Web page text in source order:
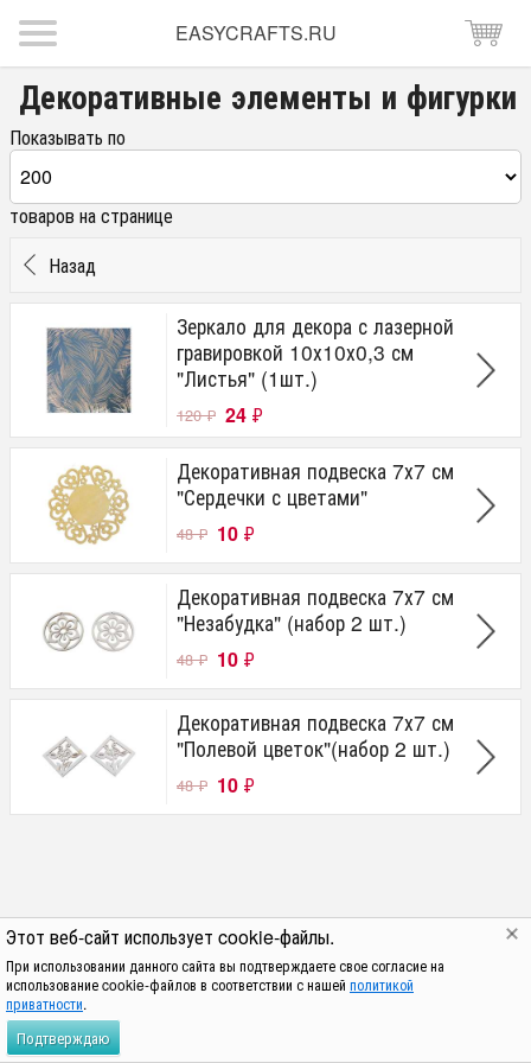
Этот веб-сайт использует cookie-файлы.
При использовании данного сайта вы подтверждаете свое согласие на
использование cookie-файлов в соответствии с нашей политикой
приватности.
Подтверждаю
EASYCRAFTS.RU
Декоративные элементы и фигурки
Показывать по
товаров на странице
Назад
Зеркало для декора с лазерной
гравировкой 10х10х0,3 см
"Листья" (1шт.)
120₽ 24 ₽
Декоративная подвеска 7х7 см
"Сердечки с цветами"
48₽ 10 ₽
Декоративная подвеска 7х7 см
"Незабудка" (набор 2 шт.)
48₽ 10 ₽
Декоративная подвеска 7х7 см
"Полевой цветок"(набор 2 шт.)
48₽ 10 ₽